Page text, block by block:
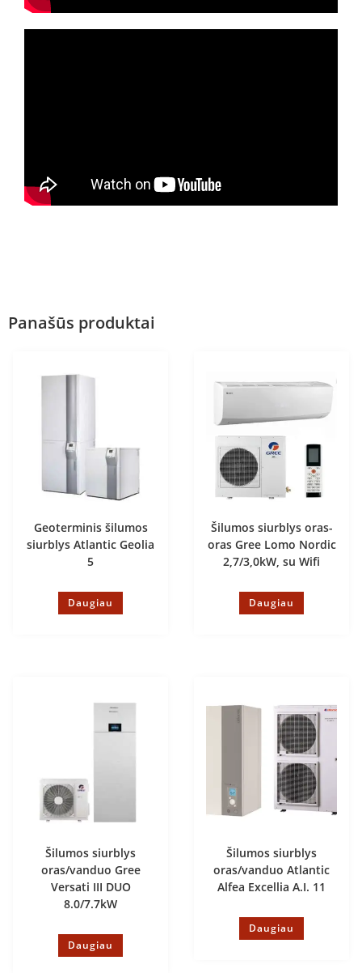
Panašūs produktai
Geoterminis šilumos
siurblys Atlantic Geolia
5
Daugiau
Šilumos siurblys oras-
oras Gree Lomo Nordic
2,7/3,0kW, su Wifi
Daugiau
Šilumos siurblys
oras/vanduo Gree
Versati III DUO
8.0/7.7kW
Daugiau
Šilumos siurblys
oras/vanduo Atlantic
Alfea Excellia A.I. 11
Daugiau